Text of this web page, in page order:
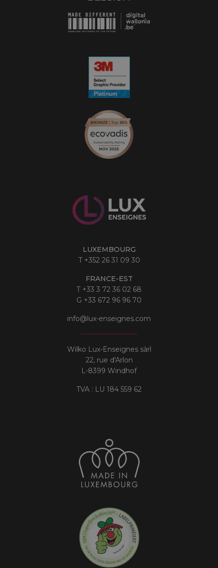
LUXEMBOURG
T +352 26 31 09 30
FRANCE-EST
T +33 3 72 36 02 68
G +33 672 96 96 70
info@lux-enseignes.com
Wilko Lux-Enseignes sàrl
22, rue d'Arlon
L-8399 Windhof
TVA : LU 184 559 62